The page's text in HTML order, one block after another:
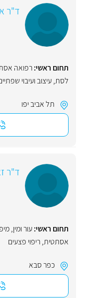
ד"ר
תחום ראשי:רפואה
לסת,עיצוב ועיבוי
תל אביב יפו
ד"ר
תחום ראשי:עור ומין,
אסתטית,ריפוי פצעים
כפר סבא